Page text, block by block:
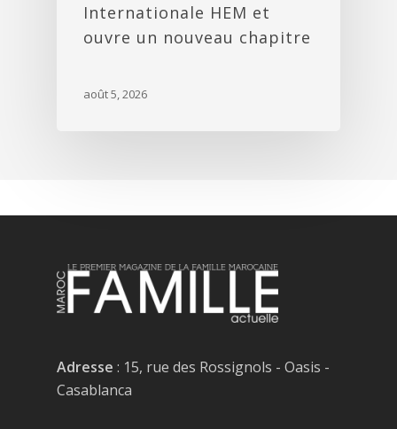
Internationale HEM et
ouvre un nouveau chapitre
août 5, 2026
Adresse : 15, rue des Rossignols - Oasis -
Casablanca